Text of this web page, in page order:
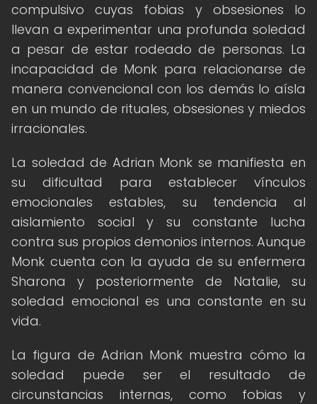
compulsivo cuyas fobias y obsesiones lo
llevan a experimentar una profunda soledad
a pesar de estar rodeado de personas. La
incapacidad de Monk para relacionarse de
manera convencional con los demás lo aísla
en un mundo de rituales, obsesiones y miedos
irracionales.
La soledad de Adrian Monk se manifiesta en
su dificultad para establecer vínculos
emocionales estables, su tendencia al
aislamiento social y su constante lucha
contra sus propios demonios internos. Aunque
Monk cuenta con la ayuda de su enfermera
Sharona y posteriormente de Natalie, su
soledad emocional es una constante en su
vida.
La figura de Adrian Monk muestra cómo la
soledad puede ser el resultado de
circunstancias internas, como fobias y